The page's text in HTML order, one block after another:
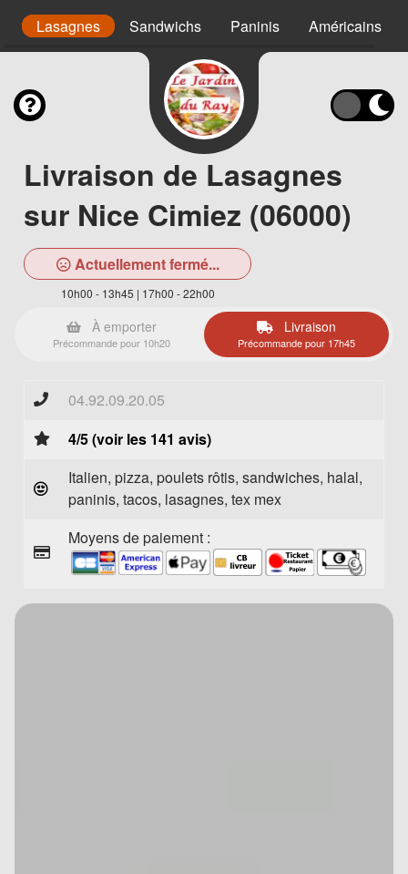
Lasagnes Sandwichs Paninis Américains
Livraison de Lasagnes
sur Nice Cimiez (06000)
Actuellement fermé...
10h00 - 13h45 | 17h00 - 22h00
À emporter
Précommande pour 10h20
Livraison
Précommande pour 17h45
04.92.09.20.05
4/5 (voir les 141 avis)
Italien, pizza, poulets rôtis, sandwiches, halal,
paninis, tacos, lasagnes, tex mex
Moyens de paiement :